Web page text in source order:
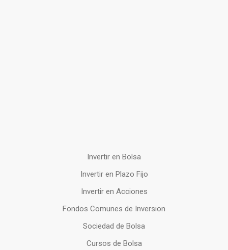
Invertir en Bolsa
Invertir en Plazo Fijo
Invertir en Acciones
Fondos Comunes de Inversion
Sociedad de Bolsa
Cursos de Bolsa